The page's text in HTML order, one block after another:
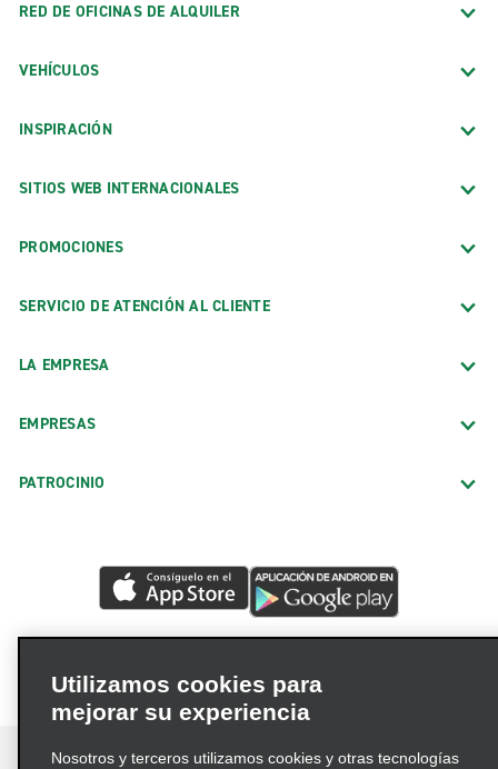
RED DE OFICINAS DE ALQUILER
VEHÍCULOS
INSPIRACIÓN
SITIOS WEB INTERNACIONALES
PROMOCIONES
SERVICIO DE ATENCIÓN AL CLIENTE
LA EMPRESA
EMPRESAS
PATROCINIO
Utilizamos cookies para
mejorar su experiencia
Nosotros y terceros utilizamos cookies y otras tecnologías